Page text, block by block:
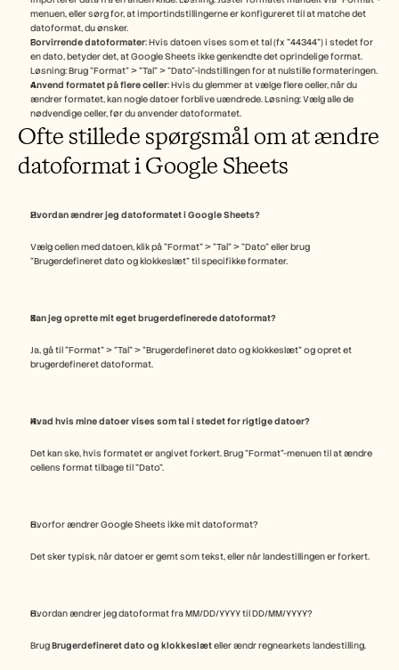
menuen, eller sørg for, at importindstillingerne er konfigureret til at matche det
datoformat, du ønsker.
Forvirrende datoformater: Hvis datoen vises som et tal (fx "44344") i stedet for
en dato, betyder det, at Google Sheets ikke genkendte det oprindelige format.
Løsning: Brug "Format" > "Tal" > "Dato"-indstillingen for at nulstille formateringen.
Anvend formatet på flere celler: Hvis du glemmer at vælge flere celler, når du
ændrer formatet, kan nogle datoer forblive uændrede. Løsning: Vælg alle de
nødvendige celler, før du anvender datoformatet.
Ofte stillede spørgsmål om at ændre
datoformat i Google Sheets
Hvordan ændrer jeg datoformatet i Google Sheets?
Vælg cellen med datoen, klik på "Format" > "Tal" > "Dato" eller brug
"Brugerdefineret dato og klokkeslæt" til specifikke formater.
Kan jeg oprette mit eget brugerdefinerede datoformat?
Ja, gå til "Format" > "Tal" > "Brugerdefineret dato og klokkeslæt" og opret et
brugerdefineret datoformat.
Hvad hvis mine datoer vises som tal i stedet for rigtige datoer?
Det kan ske, hvis formatet er angivet forkert. Brug "Format"-menuen til at ændre
cellens format tilbage til "Dato".
Hvorfor ændrer Google Sheets ikke mit datoformat?
Det sker typisk, når datoer er gemt som tekst, eller når landestillingen er forkert.
Hvordan ændrer jeg datoformat fra MM/DD/YYYY til DD/MM/YYYY?
Brug Brugerdefineret dato og klokkeslæt eller ændr regnearkets landestilling.